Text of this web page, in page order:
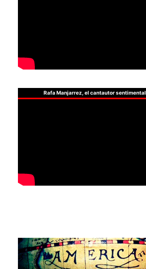
Rafa Manjarrez, el cantautor sentimental